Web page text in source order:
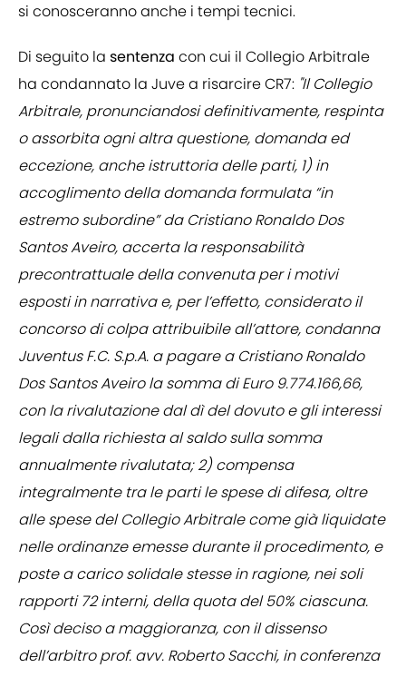
si conosceranno anche i tempi tecnici.
Di seguito la sentenza con cui il Collegio Arbitrale
ha condannato la Juve a risarcire CR7: "Il Collegio
Arbitrale, pronunciandosi definitivamente, respinta
o assorbita ogni altra questione, domanda ed
eccezione, anche istruttoria delle parti, 1) in
accoglimento della domanda formulata “in
estremo subordine” da Cristiano Ronaldo Dos
Santos Aveiro, accerta la responsabilità
precontrattuale della convenuta per i motivi
esposti in narrativa e, per l’effetto, considerato il
concorso di colpa attribuibile all’attore, condanna
Juventus F.C. S.p.A. a pagare a Cristiano Ronaldo
Dos Santos Aveiro la somma di Euro 9.774.166,66,
con la rivalutazione dal dì del dovuto e gli interessi
legali dalla richiesta al saldo sulla somma
annualmente rivalutata; 2) compensa
integralmente tra le parti le spese di difesa, oltre
alle spese del Collegio Arbitrale come già liquidate
nelle ordinanze emesse durante il procedimento, e
poste a carico solidale stesse in ragione, nei soli
rapporti 72 interni, della quota del 50% ciascuna.
Così deciso a maggioranza, con il dissenso
dell’arbitro prof. avv. Roberto Sacchi, in conferenza